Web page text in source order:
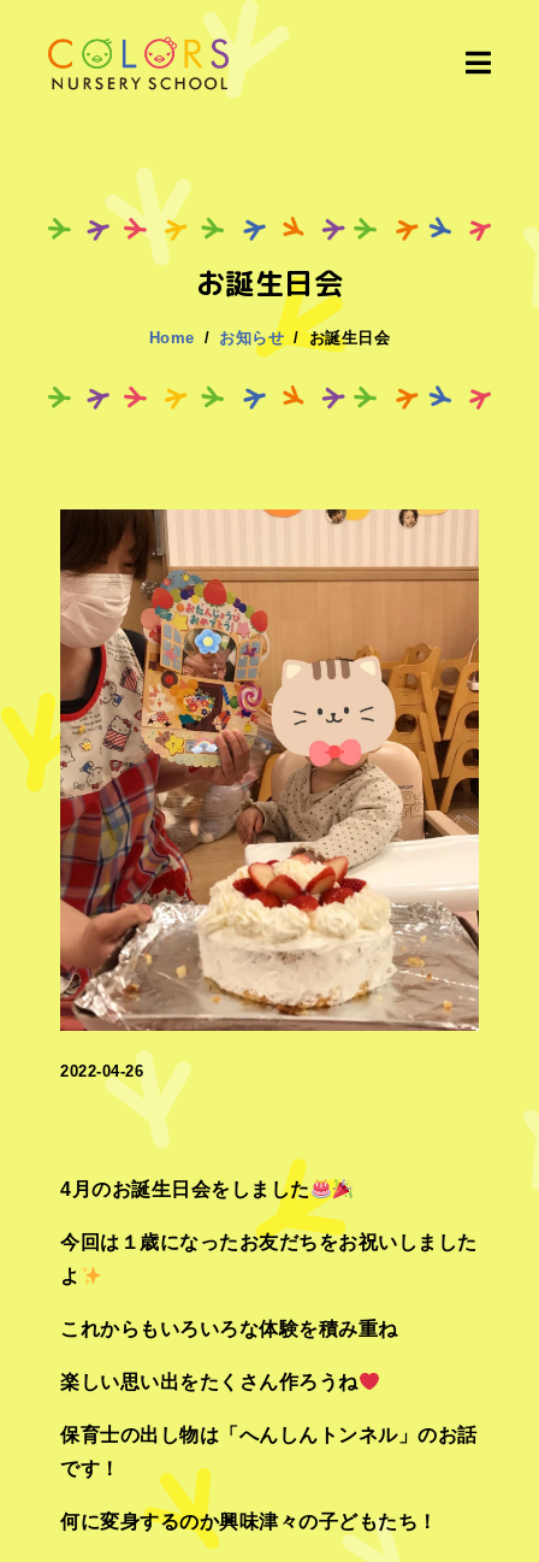
お誕生日会
Home お知らせ お誕生日会
2022-04-26
4月のお誕生日会をしました
今回は１歳になったお友だちをお祝いしました
よ
これからもいろいろな体験を積み重ね
楽しい思い出をたくさん作ろうね
保育士の出し物は「へんしんトンネル」のお話
です！
何に変身するのか興味津々の子どもたち！